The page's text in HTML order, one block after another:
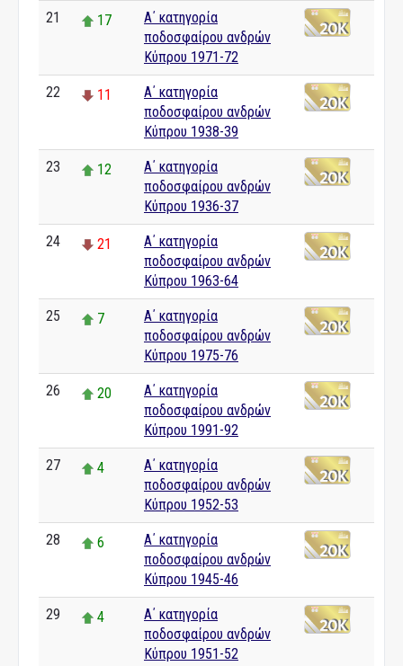
21 17
Α΄ κατηγορία
ποδοσφαίρου ανδρών
Κύπρου 1971-72
22 11
Α΄ κατηγορία
ποδοσφαίρου ανδρών
Κύπρου 1938-39
23 12
Α΄ κατηγορία
ποδοσφαίρου ανδρών
Κύπρου 1936-37
24 21
Α΄ κατηγορία
ποδοσφαίρου ανδρών
Κύπρου 1963-64
25 7
Α΄ κατηγορία
ποδοσφαίρου ανδρών
Κύπρου 1975-76
26 20
Α΄ κατηγορία
ποδοσφαίρου ανδρών
Κύπρου 1991-92
27 4
Α΄ κατηγορία
ποδοσφαίρου ανδρών
Κύπρου 1952-53
28 6
Α΄ κατηγορία
ποδοσφαίρου ανδρών
Κύπρου 1945-46
29 4
Α΄ κατηγορία
ποδοσφαίρου ανδρών
Κύπρου 1951-52